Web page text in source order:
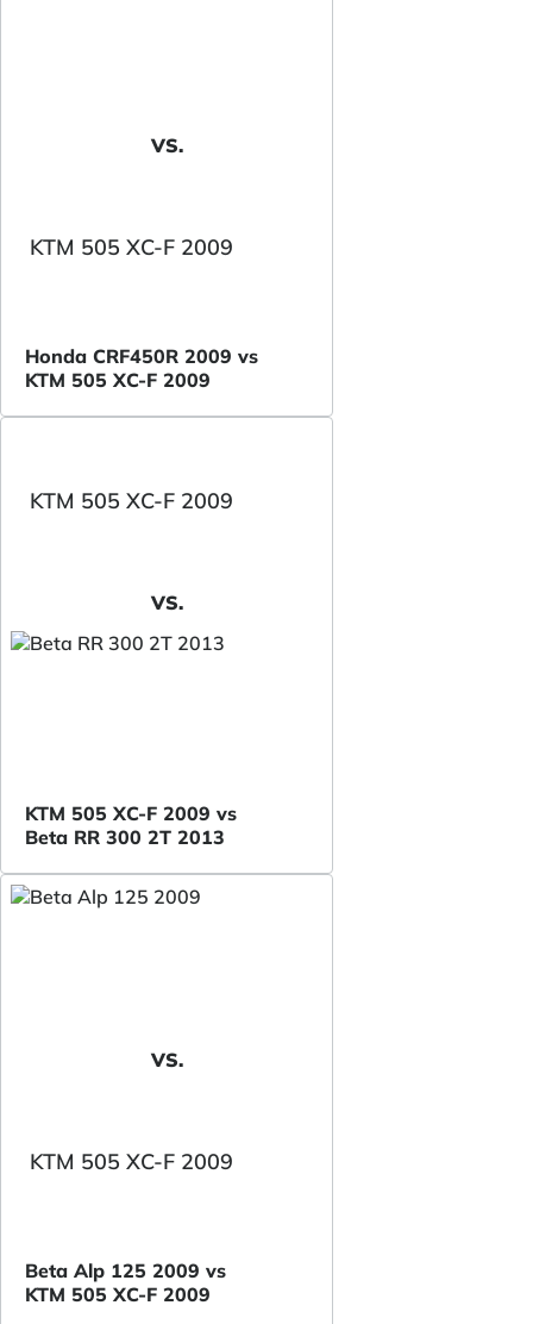
VS.
KTM 505 XC-F 2009
Honda CRF450R 2009 vs
KTM 505 XC-F 2009
KTM 505 XC-F 2009
VS.
KTM 505 XC-F 2009 vs
Beta RR 300 2T 2013
VS.
KTM 505 XC-F 2009
Beta Alp 125 2009 vs
KTM 505 XC-F 2009